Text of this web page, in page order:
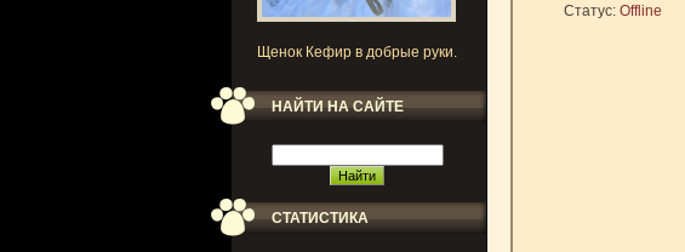
Щенок Кефир в добрые руки.
НАЙТИ НА САЙТЕ
СТАТИСТИКА
Статус: Offline